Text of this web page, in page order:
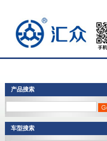
产品搜索
车型搜索